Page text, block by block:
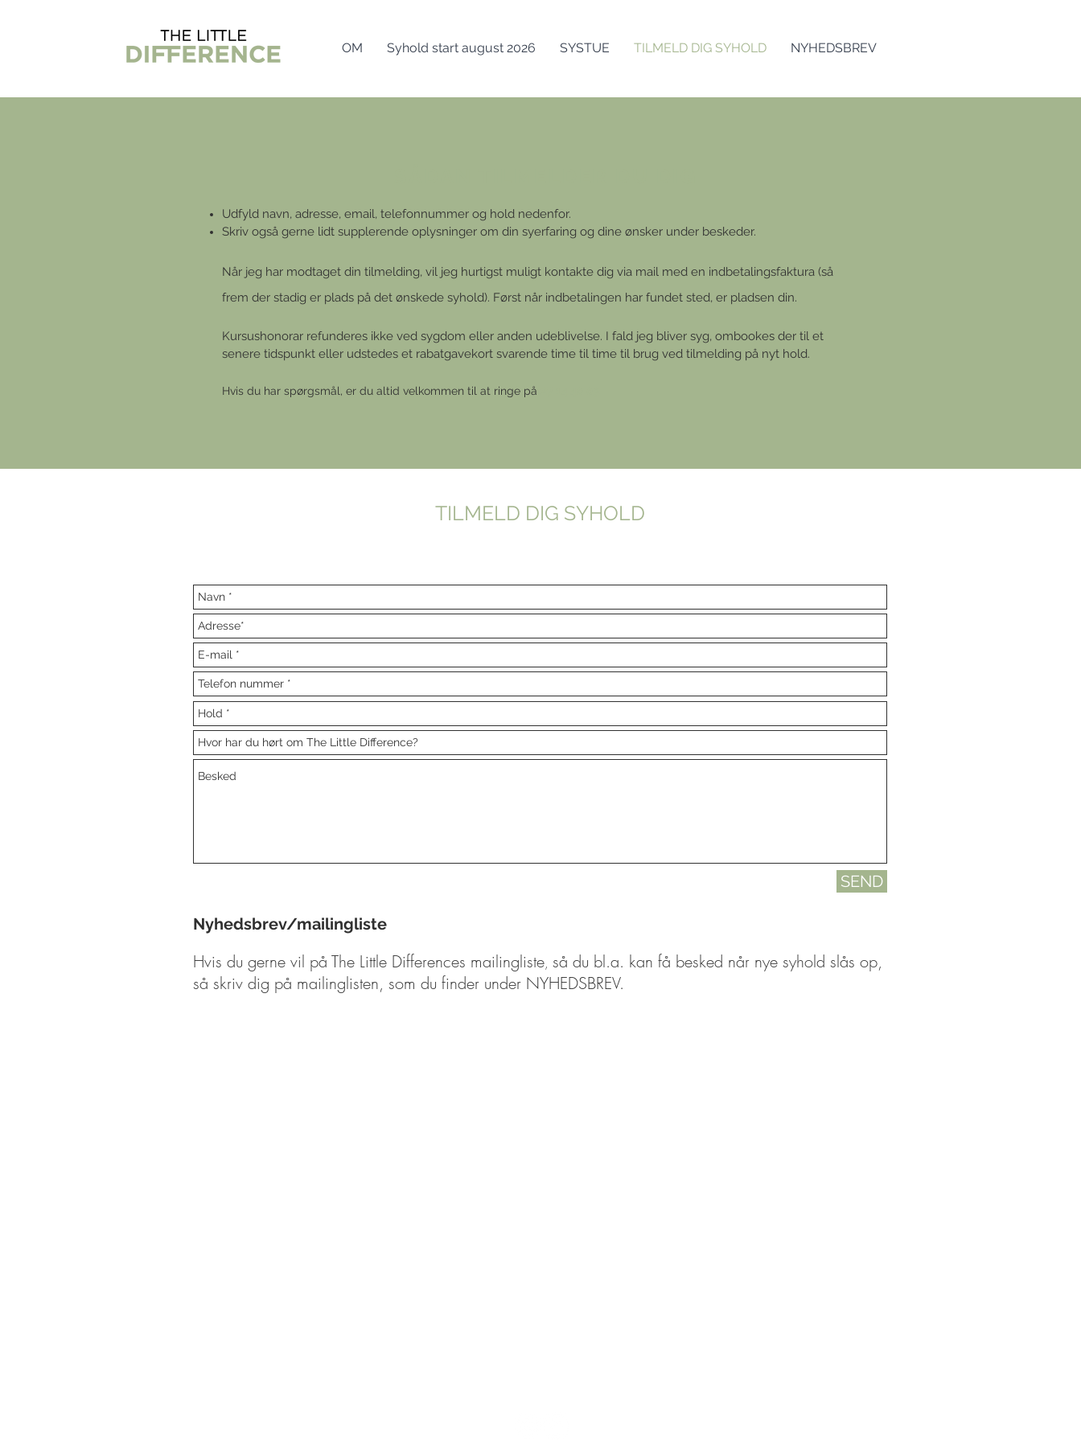
OM Syhold start august 2026 SYSTUE TILMELD DIG SYHOLD NYHEDSBREV
Udfyld navn, adresse, email, telefonnummer og hold nedenfor.
Skriv også gerne lidt supplerende oplysninger om din syerfaring og dine ønsker under beskeder.
Når jeg har modtaget din tilmelding, vil jeg hurtigst muligt kontakte dig via mail med en indbetalingsfaktura (så
frem der stadig er plads på det ønskede syhold). Først når indbetalingen har fundet sted, er pladsen din.
Kursushonorar refunderes ikke ved sygdom eller anden udeblivelse. I fald jeg bliver syg, ombookes der til et
senere tidspunkt eller udstedes et rabatgavekort svarende time til time til brug ved tilmelding på nyt hold.
Hvis du har spørgsmål, er du altid velkommen til at ringe på
TILMELD DIG SYHOLD
SEND
Nyhedsbrev/mailingliste
Hvis du gerne vil på The Little Differences mailingliste​, så du bl.a. kan få besked når nye syhold slås op,
så skriv dig på mailinglisten, som du finder under NYHEDSBREV.